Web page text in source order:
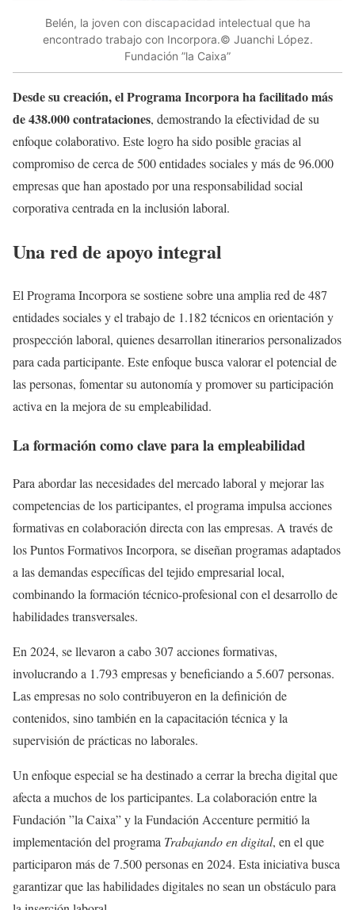
Belén, la joven con discapacidad intelectual que ha
encontrado trabajo con Incorpora.© Juanchi López.
Fundación ”la Caixa”
Desde su creación, el Programa Incorpora ha facilitado más
de 438.000 contrataciones, demostrando la efectividad de su
enfoque colaborativo. Este logro ha sido posible gracias al
compromiso de cerca de 500 entidades sociales y más de 96.000
empresas que han apostado por una responsabilidad social
corporativa centrada en la inclusión laboral.
Una red de apoyo integral
El Programa Incorpora se sostiene sobre una amplia red de 487
entidades sociales y el trabajo de 1.182 técnicos en orientación y
prospección laboral, quienes desarrollan itinerarios personalizados
para cada participante. Este enfoque busca valorar el potencial de
las personas, fomentar su autonomía y promover su participación
activa en la mejora de su empleabilidad.
La formación como clave para la empleabilidad
Para abordar las necesidades del mercado laboral y mejorar las
competencias de los participantes, el programa impulsa acciones
formativas en colaboración directa con las empresas. A través de
los Puntos Formativos Incorpora, se diseñan programas adaptados
a las demandas específicas del tejido empresarial local,
combinando la formación técnico-profesional con el desarrollo de
habilidades transversales.
En 2024, se llevaron a cabo 307 acciones formativas,
involucrando a 1.793 empresas y beneficiando a 5.607 personas.
Las empresas no solo contribuyeron en la definición de
contenidos, sino también en la capacitación técnica y la
supervisión de prácticas no laborales.
Un enfoque especial se ha destinado a cerrar la brecha digital que
afecta a muchos de los participantes. La colaboración entre la
Fundación ”la Caixa” y la Fundación Accenture permitió la
implementación del programa Trabajando en digital, en el que
participaron más de 7.500 personas en 2024. Esta iniciativa busca
garantizar que las habilidades digitales no sean un obstáculo para